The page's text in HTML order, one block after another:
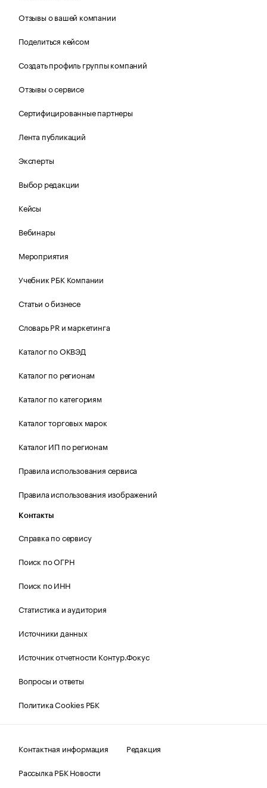
Отзывы о вашей компании
Поделиться кейсом
Создать профиль группы компаний
Отзывы о сервисе
Сертифицированные партнеры
Лента публикаций
Эксперты
Выбор редакции
Кейсы
Вебинары
Мероприятия
Учебник РБК Компании
Статьи о бизнесе
Словарь PR и маркетинга
Каталог по ОКВЭД
Каталог по регионам
Каталог по категориям
Каталог торговых марок
Каталог ИП по регионам
Правила использования сервиса
Правила использования изображений
Контакты
Справка по сервису
Поиск по ОГРН
Поиск по ИНН
Статистика и аудитория
Источники данных
Источник отчетности Контур.Фокус
Вопросы и ответы
Политика Cookies РБК
Контактная информация
Редакция
Рассылка РБК Новости